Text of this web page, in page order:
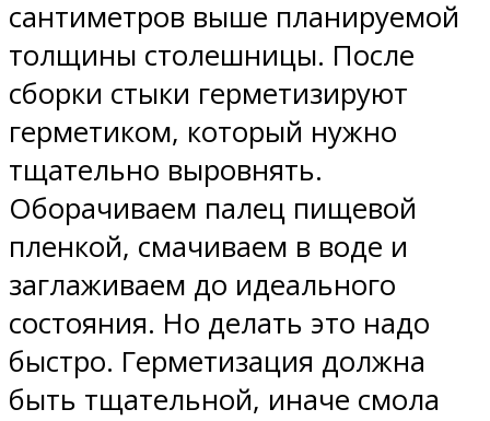
сантиметров выше планируемой
толщины столешницы. После
сборки стыки герметизируют
герметиком, который нужно
тщательно выровнять.
Оборачиваем палец пищевой
пленкой, смачиваем в воде и
заглаживаем до идеального
состояния. Но делать это надо
быстро. Герметизация должна
быть тщательной, иначе смола